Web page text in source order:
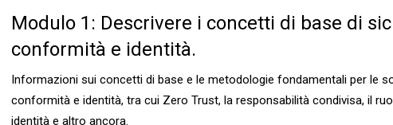
Modulo 1: Descrivere i concetti di base di
conformità e identità.
Informazioni sui concetti di base e le metodologie fondamentali per le
conformità e identità, tra cui Zero Trust, la responsabilità condivisa, il
identità e altro ancora.